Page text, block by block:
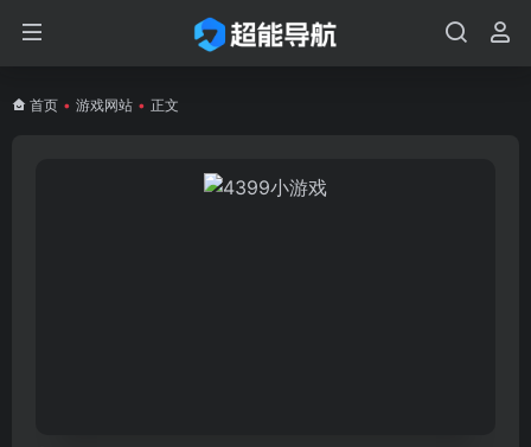
首页 • 游戏网站 • 正文